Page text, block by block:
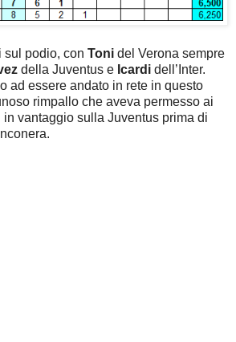
sul podio, con Toni del Verona sempre
della Juventus e Icardi dell’Inter.
ad essere andato in rete in questo
rimpallo che aveva permesso ai
in vantaggio sulla Juventus prima di